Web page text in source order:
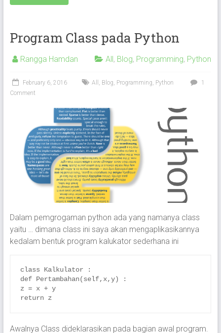
Program Class pada Python
Rangga Hamdan All, Blog, Programming, Python
February 6, 2016 All , Blog, Programming, Python
1
Comment
Dalam pemgrogaman python ada yang namanya class
yaitu … dimana class ini saya akan mengaplikasikannya
kedalam bentuk program kalukator sederhana ini
class Kalkulator :
def Pertambahan(self,x,y) :
z = x + y
return z
Awalnya Class dideklarasikan pada bagian awal program.